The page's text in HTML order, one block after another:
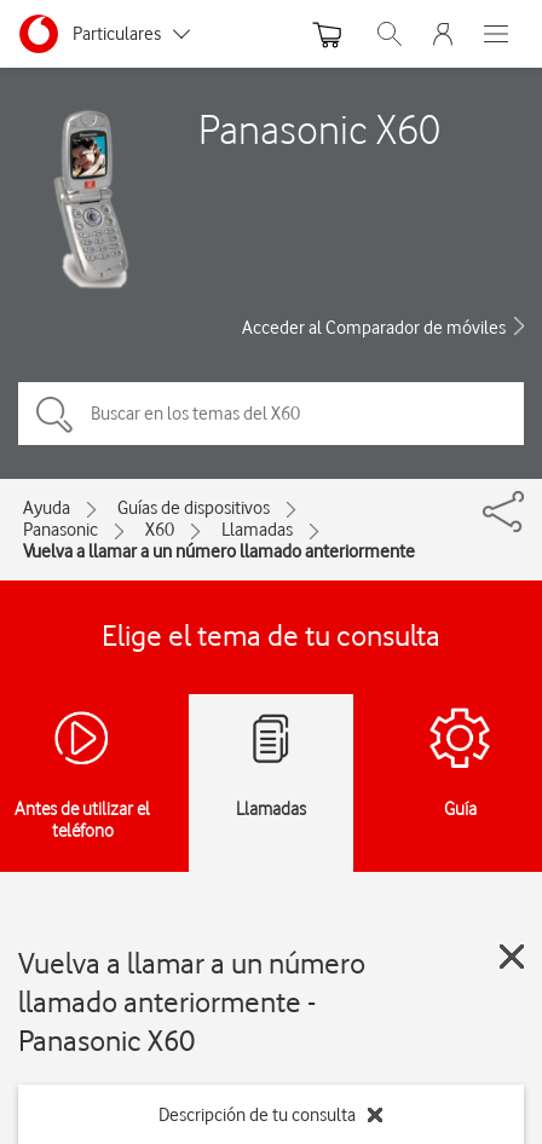
Ir a la pagina principal de vodafone.es
Menu navegación Segmento
Particulares
Pymes
Grandes empresas y AA.PP.
Abrir buscador. Abre
Abre
Panasonic X60
Acceder al Comparador de móviles
Ayuda
Guías de dispositivos
Panasonic
X60
Llamadas
Vuelva a llamar a un número llamado anteriormente
Elige el tema de tu consulta
Antes de utilizar el
teléfono
Llamadas Guía
Vuelva a llamar a un número
llamado anteriormente -
Panasonic X60
Descripción de tu consulta